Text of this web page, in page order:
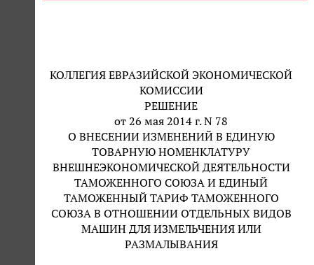
КОЛЛЕГИЯ ЕВРАЗИЙСКОЙ ЭКОНОМИЧЕСКОЙ
КОМИССИИ
РЕШЕНИЕ
от 26 мая 2014 г. N 78
О ВНЕСЕНИИ ИЗМЕНЕНИЙ В ЕДИНУЮ
ТОВАРНУЮ НОМЕНКЛАТУРУ
ВНЕШНЕЭКОНОМИЧЕСКОЙ ДЕЯТЕЛЬНОСТИ
ТАМОЖЕННОГО СОЮЗА И ЕДИНЫЙ
ТАМОЖЕННЫЙ ТАРИФ ТАМОЖЕННОГО
СОЮЗА В ОТНОШЕНИИ ОТДЕЛЬНЫХ ВИДОВ
МАШИН ДЛЯ ИЗМЕЛЬЧЕНИЯ ИЛИ
РАЗМАЛЫВАНИЯ